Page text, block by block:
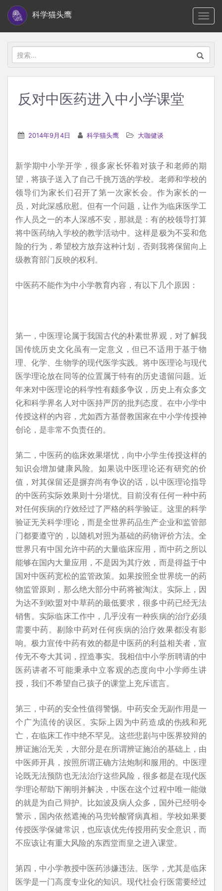
i
科学猫头鹰
搜
索：
反对中医药进入中小学课堂
2014年9月4日 科学猫头鹰 大咖健谈
新学期中小学开学，很多家长怀着对孩子和老师的期
望，将孩子送入了自己千挑万选的学校。老师和学校的
领导们为家长们召开了第一次家长会。作为家长的一
员，对此深感欣慰。但有一个问题，让作为临床医学工
作人员之一的本人深感不安，那就是：有的校领导打算
将中医药纳入学校的教学活动中。这样是极为不妥和危
险的行为，希望校方放弃这种计划，否则我将保留向上
级教育部门反映的权利。
中医药不能作为中小学教育内容，有以下几个原因：
第一，中医理论属于我国古代的朴素世界观，对了解我
国传统历史文化虽有一定意义，但已不适用于基于物
理、化学、生物学的现代医学实践。将中医理论与现代
医学理论放在同等的位置属于特有的历史遗留问题。近
年来对中医理论的科学性有颇多争议，历史上有众多文
化和科学界名人对中医持严厉的批判态度。在中小学中
传授这样的内容，尤如西方基督教国家在中小学传授神
创论，是非常不负责任的。
第二，中医药的临床效果堪忧，向中小学生传授这样的
知识会增加健康风险。如果说中医理论还有研究的价
值，对其保留还是摒弃尚有争议的话，以中医理论指导
的中医药实际效果则十分堪忧。目前没有任何一种中药
对任何疾病的疗效经过了严格的科学验证。这里的科学
验证无关科学理论，而是全世界药品生产企业和监管部
门都要遵守的，以随机对照为基础的药物评价方法。全
世界只有中国允许中药的大量临床应用，而中药之所以
能够在国内大量应用，不是因为其疗效，而是得益于中
国对中医药宽松的监管政策。如果按照全世界统一的药
物监管原则，那么绝大部分中药将被淘汰。实际上，因
为达不到欧盟对中草药的最低要求，很多中药已经无法
销售。实际临床工作中，几乎没有一种疾病的治疗必须
需要中药。剔除中药对任何疾病的治疗效果都没有影
响。极力宣传中药有效的都是中医药的利益相关者，宣
传无不夸大其词，捏造事实。我相信中小学所聘请的中
医药讲者不可能秉承中立客观的态度向中小学师生讲
授，我们不希望自己孩子的课堂上充斥谎言。
第三，中药的安全性值得警惕。中药安全无副作用是一
个广为流传的误区。实际上因为中药造成的伤残和死
亡，在临床工作中绝不罕见。这些悲剧与中医界狡辩的
辨证施治无关，大部分是在所谓辨证施治的基础上，由
中医师开具，按照所谓正确方法炮制和服用的。中医理
论既无法预防也无法治疗这些风险，很多都是在现代医
学理论帮助下阐明并解决，中医在这个过程中唯一能做
的就是为自己辩护。比如波及病人众多，国外已经明令
警示，国内依然遮掩的马兜铃酸肾病真相。学校如果要
传授医学保健常识，也应该优先传授用药安全意识，而
不应该让有重大风险的东西堂而皇之进入课堂。
第四，中小学教授中医药涉嫌违法。医学，尤其是临床
医学是一门高度专业化的知识。现代社会行医需要经过